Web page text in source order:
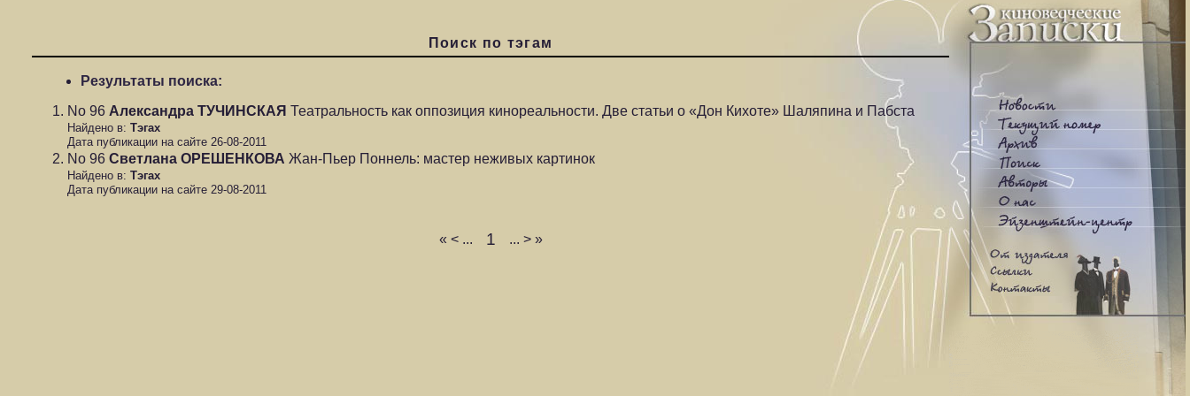
Поиск по тэгам
Результаты поиска:
No 96 Александра ТУЧИНСКАЯ Театральность как оппозиция кинореальности. Две статьи о «Дон Кихоте» Шаляпина и Пабста
Найдено в: Тэгах
Дата публикации на сайте 26-08-2011
No 96 Светлана ОРЕШЕНКОВА Жан-Пьер Поннель: мастер неживых картинок
Найдено в: Тэгах
Дата публикации на сайте 29-08-2011
« < ... 1 ... > »